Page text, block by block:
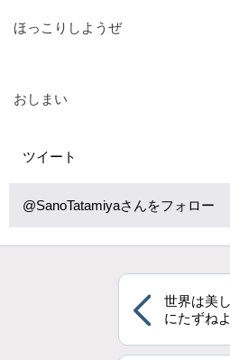
ほっこりしようぜ
おしまい
ツイート
@SanoTatamiyaさんをフォロー
世界は美
にたずね